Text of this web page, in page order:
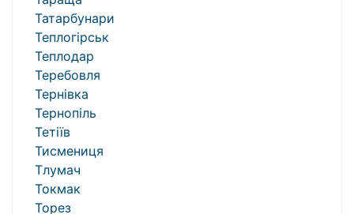
Татарбунари
Теплогірськ
Теплодар
Теребовля
Тернівка
Тернопіль
Тетіїв
Тисмениця
Тлумач
Токмак
Торез